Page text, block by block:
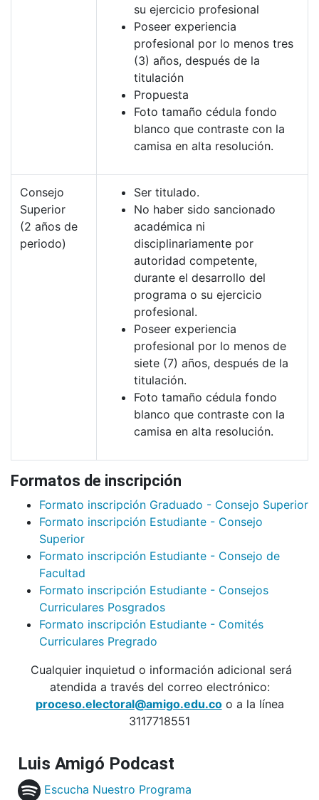
su ejercicio profesional
Poseer experiencia
profesional por lo menos tres
(3) años, después de la
titulación
Propuesta
Foto tamaño cédula fondo
blanco que contraste con la
camisa en alta resolución.
Consejo
Superior
(2 años de
periodo)
Ser titulado.
No haber sido sancionado
académica ni
disciplinariamente por
autoridad competente,
durante el desarrollo del
programa o su ejercicio
profesional.
Poseer experiencia
profesional por lo menos de
siete (7) años, después de la
titulación.
Foto tamaño cédula fondo
blanco que contraste con la
camisa en alta resolución.
Formatos de inscripción
Formato inscripción Graduado - Consejo Superior
Formato inscripción Estudiante - Consejo
Superior
Formato inscripción Estudiante - Consejo de
Facultad
Formato inscripción Estudiante - Consejos
Curriculares Posgrados
Formato inscripción Estudiante - Comités
Curriculares Pregrado
Cualquier inquietud o información adicional será
atendida a través del correo electrónico:
proceso.electoral@amigo.edu.coo a la línea
3117718551
Luis Amigó Podcast
Escucha Nuestro Programa